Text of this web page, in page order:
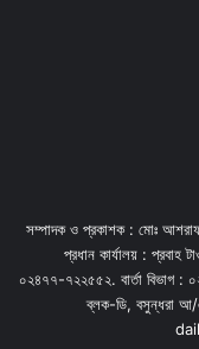
সম্পাদক ও প্রকাশক : মোঃ
প্রধান কার্যালয় : প্রবাহ
০২৪৭৭-৭২২৫৫২. বার্তা বিভাগ
ব্লক-ডি, বসুন্ধরা